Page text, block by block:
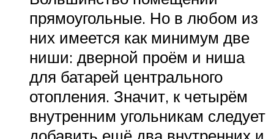
прямоугольные. Но в любом из
них имеется как минимум две
ниши: дверной проём и ниша
для батарей центрального
отопления. Значит, к четырём
внутренним угольникам следует